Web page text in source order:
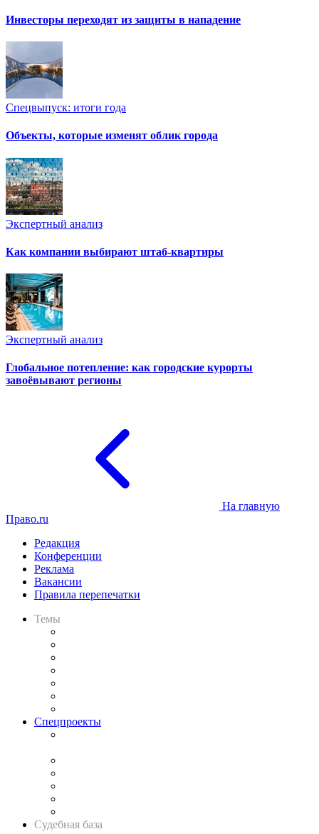
Инвесторы переходят из защиты в нападение
Спецвыпуск: итоги года
Объекты, которые изменят облик города
Экспертный анализ
Как компании выбирают штаб-квартиры
Экспертный анализ
Глобальное потепление: как городские курорты
завоёвывают регионы
На главную
Право.ru
Редакция
Конференции
Реклама
Вакансии
Правила перепечатки
Темы
Спецпроекты
Судебная база